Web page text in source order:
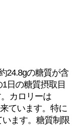
24.8gの糖質が含
日の糖質摂取目
カロリーは
ています。特に
ます。糖質制限